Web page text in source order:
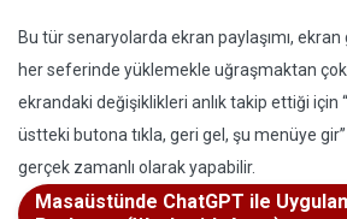
Bu tür senaryolarda ekran paylaşımı,
her seferinde yüklemekle uğraşmaktan çok
ekrandaki değişiklikleri anlık takip ettiği için
üstteki butona tıkla, geri gel, şu menüye
gerçek zamanlı olarak yapabilir.
Masaüstünde ChatGPT ile